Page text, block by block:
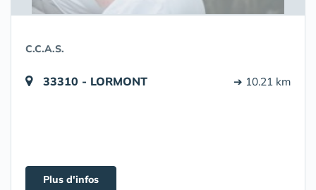
C.C.A.S.
33310 - LORMONT ➔ 10.21 km
Plus d'infos